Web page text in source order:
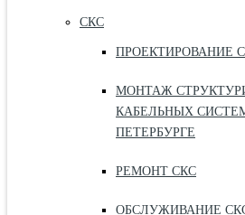
СКС
ПРОЕКТИРОВАНИЕ
МОНТАЖ
КАБЕЛЬНЫХ
ПЕТЕРБУРГЕ
РЕМОНТ СКС
ОБСЛУЖИВАНИЕ